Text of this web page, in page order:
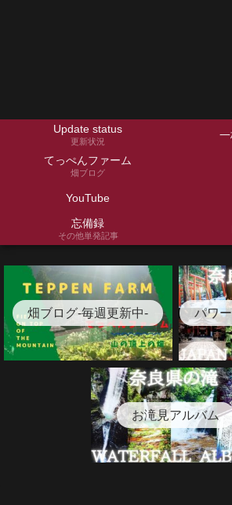
Update status
更新状況
てっぺんファーム
畑ブログ
YouTube
忘備録
その他単発記事
畑ブログ-毎週更新中- パワ
お滝見アルバム